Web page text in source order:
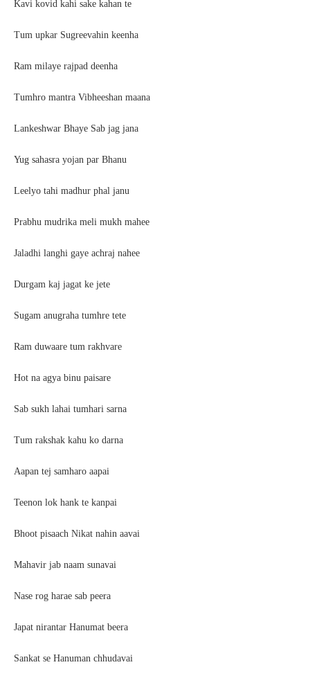
Kavi kovid kahi sake kahan te
Tum upkar Sugreevahin keenha
Ram milaye rajpad deenha
Tumhro mantra Vibheeshan maana
Lankeshwar Bhaye Sab jag jana
Yug sahasra yojan par Bhanu
Leelyo tahi madhur phal janu
Prabhu mudrika meli mukh mahee
Jaladhi langhi gaye achraj nahee
Durgam kaj jagat ke jete
Sugam anugraha tumhre tete
Ram duwaare tum rakhvare
Hot na agya binu paisare
Sab sukh lahai tumhari sarna
Tum rakshak kahu ko darna
Aapan tej samharo aapai
Teenon lok hank te kanpai
Bhoot pisaach Nikat nahin aavai
Mahavir jab naam sunavai
Nase rog harae sab peera
Japat nirantar Hanumat beera
Sankat se Hanuman chhudavai